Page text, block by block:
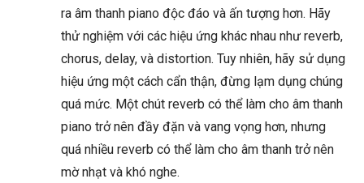
ra âm thanh piano độc đáo và ấn tượng hơn. Hãy
thử nghiệm với các hiệu ứng khác nhau như reverb,
chorus, delay, và distortion. Tuy nhiên, hãy sử dụng
hiệu ứng một cách cẩn thận, đừng lạm dụng chúng
quá mức. Một chút reverb có thể làm cho âm thanh
piano trở nên đầy đặn và vang vọng hơn, nhưng
quá nhiều reverb có thể làm cho âm thanh trở nên
mờ nhạt và khó nghe.